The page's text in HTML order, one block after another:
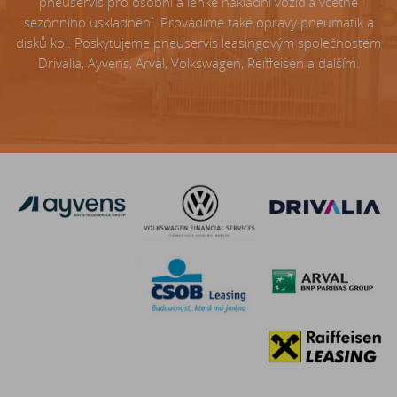
sezónního uskladnění. Provádíme také opravy pneumatik a
disků kol. Poskytujeme pneuservis leasingovým společnostem
Drivalia, Ayvens, Arval, Volkswagen, Reiffeisen a dalším.